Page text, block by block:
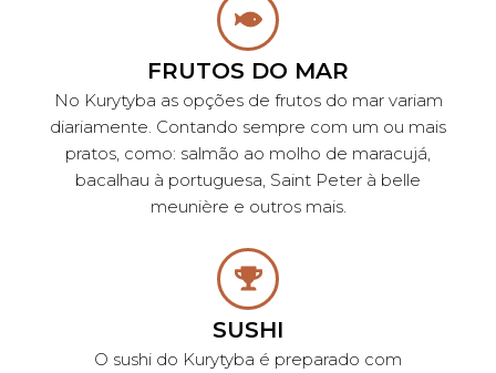
FRUTOS DO MAR
No Kurytyba as opções de frutos do mar variam
diariamente. Contando sempre com um ou mais
pratos, como: salmão ao molho de maracujá,
bacalhau à portuguesa, Saint Peter à belle
meunière e outros mais.
SUSHI
O sushi do Kurytyba é preparado com